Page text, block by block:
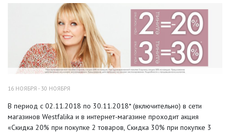
16 НОЯБРЯ - 30 НОЯБРЯ
В период с 02.11.2018 по 30.11.2018* (включительно) в сети
магазинов Westfalika и в интернет-магазине проходит акция
«Скидка 20% при покупке 2 товаров, Скидка 30% при покупке 3